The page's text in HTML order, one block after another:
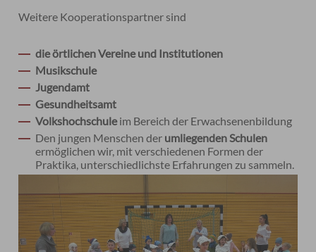
Weitere Kooperationspartner sind
die örtlichen Vereine und Institutionen
Musikschule
Jugendamt
Gesundheitsamt
Volkshochschuleim Bereich der Erwachsenenbildung
Den jungen Menschen der umliegenden Schulen
ermöglichen wir, mit verschiedenen Formen der
Praktika, unterschiedlichste Erfahrungen zu sammeln.